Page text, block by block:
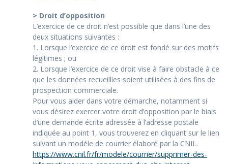
> Droit d’opposition
L’exercice de ce droit n’est possible que dans l’une des
deux situations suivantes :
1. Lorsque l’exercice de ce droit est fondé sur des motifs
légitimes ; ou
2. Lorsque l’exercice de ce droit vise à faire obstacle à ce
que les données recueillies soient utilisées à des fins de
prospection commerciale.
Pour vous aider dans votre démarche, notamment si
vous désirez exercer votre droit d’opposition par le biais
d’une demande écrite adressée à l’adresse postale
indiquée au point 1, vous trouverez en cliquant sur le lien
suivant un modèle de courrier élaboré par la CNIL.
https://www.cnil.fr/fr/modele/courrier/supprimer-des-